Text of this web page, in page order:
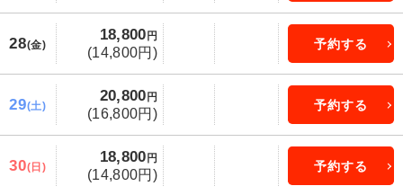
28(金)
18,800 円
(14,800円)
予約する
29(土)
20,800 円
(16,800円)
予約する
30(日)
18,800 円
(14,800円)
予約する